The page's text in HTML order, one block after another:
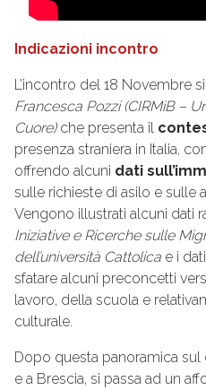
Indicazioni incontro
L’incontro del 18 Novembre
Francesca Pozzi (CIRMiB –
Cuore)che presenta il
presenza straniera in Italia,
offrendo alcuni dati
sulle richieste di asilo e sulle
Vengono illustrati alcuni dati
Iniziative e Ricerche sulle
dell’università Cattolica e i
sfatare alcuni preconcetti
lavoro, della scuola e
culturale.
Dopo questa panoramica
e a Brescia, si passa ad un